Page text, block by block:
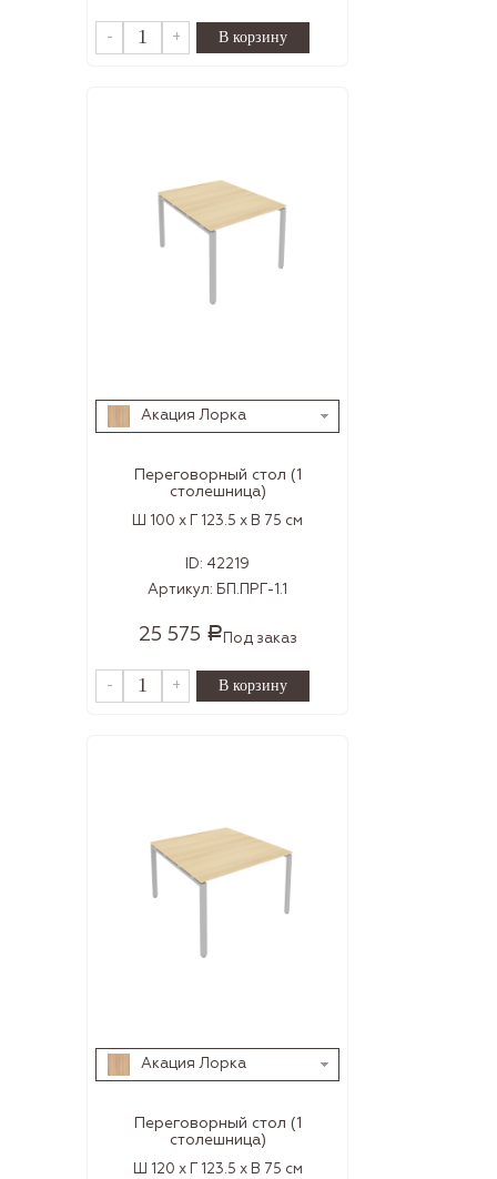
- +
Акация Лорка
Переговорный стол (1
столешница)
Ш 100 x Г 123.5 x В 75 см
ID: 42219
Артикул: БП.ПРГ-1.1
25 575 Р Под заказ
- +
Акация Лорка
Переговорный стол (1
столешница)
Ш 120 x Г 123.5 x В 75 см